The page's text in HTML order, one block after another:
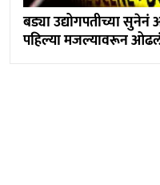
बड्या उद्योगपतीच्या
पहिल्या मजल्यावरून